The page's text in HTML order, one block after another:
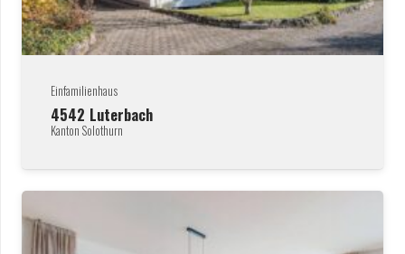
Einfamilienhaus
4542 Luterbach
Kanton Solothurn